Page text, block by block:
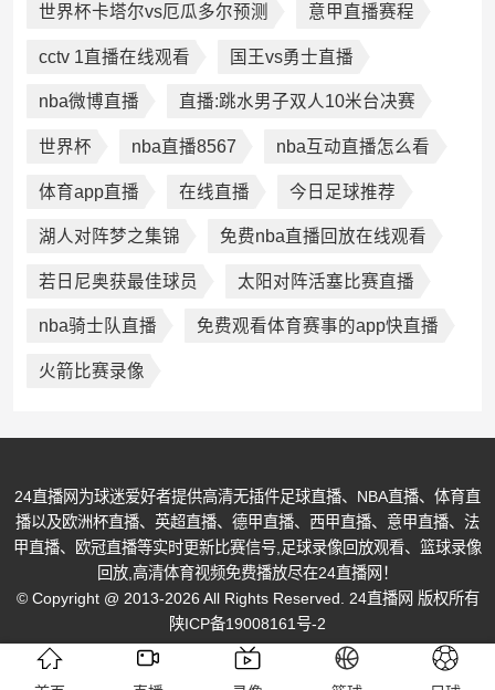
世界杯卡塔尔vs厄瓜多尔预测 意甲直播赛程
cctv 1直播在线观看 国王vs勇士直播
nba微博直播 直播:跳水男子双人10米台决赛
世界杯 nba直播8567 nba互动直播怎么看
体育app直播 在线直播 今日足球推荐
湖人对阵梦之集锦 免费nba直播回放在线观看
若日尼奥获最佳球员 太阳对阵活塞比赛直播
nba骑士队直播 免费观看体育赛事的app快直播
火箭比赛录像
24直播网为球迷爱好者提供高清无插件足球直播、NBA直播、体育直
播以及欧洲杯直播、英超直播、德甲直播、西甲直播、意甲直播、法
甲直播、欧冠直播等实时更新比赛信号,足球录像回放观看、篮球录像
回放,高清体育视频免费播放尽在24直播网！
© Copyright @ 2013-2026 All Rights Reserved. 24直播网 版权所有
陕ICP备19008161号-2